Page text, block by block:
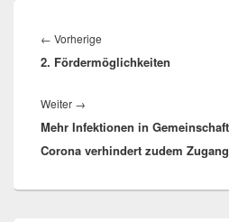
← Vorherige
Beitrag:
2. Fördermöglichkeiten
Weiter →
Beitrag:
Mehr Infektionen in
Corona verhindert zudem